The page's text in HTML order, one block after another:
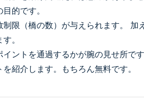
的です。
限（橋の数）が与えられます。 加
。
ントを通過するかが腕の見せ所です
紹介します。もちろん無料です。